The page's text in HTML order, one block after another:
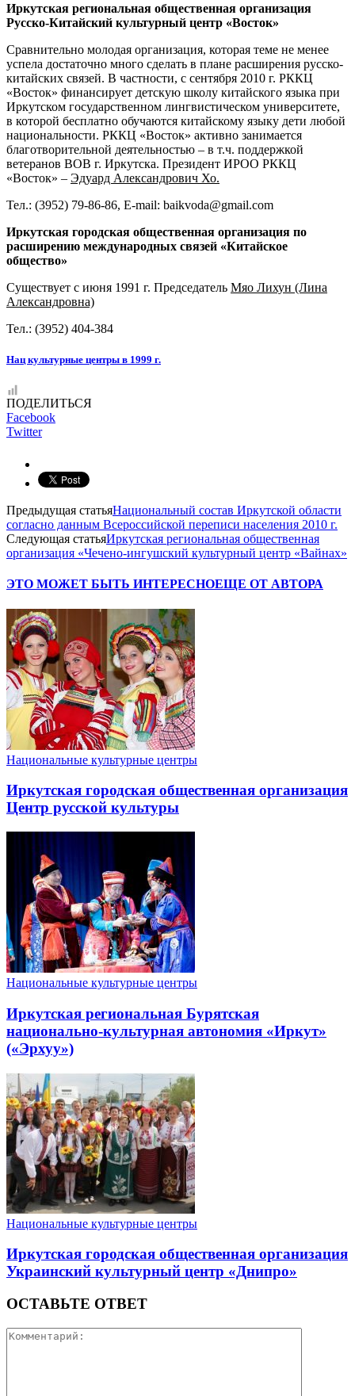
Иркутская региональная общественная организация
Русско-Китайский культурный центр «Восток»
Сравнительно молодая организация, которая теме не менее
успела достаточно много сделать в плане расширения русско-
китайских связей. В частности, с сентября 2010 г. РККЦ
«Восток» финансирует детскую школу китайского языка при
Иркутском государственном лингвистическом университете,
в которой бесплатно обучаются китайскому языку дети любой
национальности. РККЦ «Восток» активно занимается
благотворительной деятельностью – в т.ч. поддержкой
ветеранов ВОВ г. Иркутска. Президент ИРОО РККЦ
«Восток» – Эдуард Александрович Хо.
Тел.: (3952) 79-86-86, E-mail: baikvoda@gmail.com
Иркутская городская общественная организация по
расширению международных связей «Китайское
общество»
Существует с июня 1991 г. Председатель Мяо Лихун (Лина
Александровна)
Тел.: (3952) 404-384
Нац культурные центры в 1999 г.
ПОДЕЛИТЬСЯ
Facebook
Twitter
Предыдущая статьяНациональный состав Иркутской области
согласно данным Всероссийской переписи населения 2010 г.
Следующая статьяИркутская региональная общественная
организация «Чечено-ингушский культурный центр «Вайнах»
ЭТО МОЖЕТ БЫТЬ ИНТЕРЕСНОЕЩЕ ОТ АВТОРА
Национальные культурные центры
Иркутская городская общественная организация
Центр русской культуры
Национальные культурные центры
Иркутская региональная Бурятская
национально-культурная автономия «Иркут»
(«Эрхуу»)
Национальные культурные центры
Иркутская городская общественная организация
Украинский культурный центр «Днипро»
ОСТАВЬТЕ ОТВЕТ